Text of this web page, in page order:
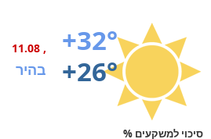
+32°
+26°
, 11.08
בהיר
סיכוי למשקעים %